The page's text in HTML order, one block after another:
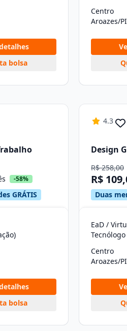
bolsa
Centro
Aroazes/PI
-58%
GRÁTIS
bolsa
4.3
Design
R$ 258,00
R$
Duas
EaD /
Centro
Aroazes/PI